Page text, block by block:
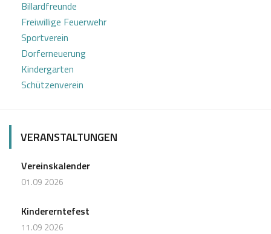
Billardfreunde
Freiwillige Feuerwehr
Sportverein
Dorferneuerung
Kindergarten
Schützenverein
VERANSTALTUNGEN
Vereinskalender
01.09 2026
Kindererntefest
11.09 2026